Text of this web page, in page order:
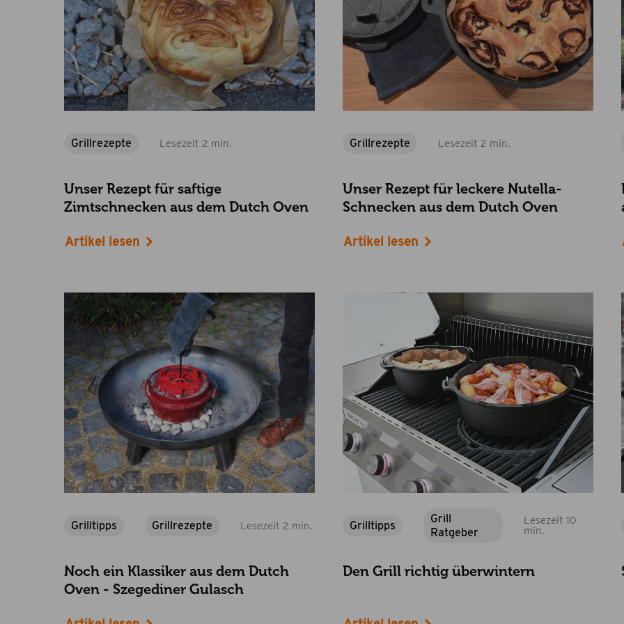
Grillrezepte Lesezeit 2 min.
Unser Rezept für saftige
Zimtschnecken aus dem Dutch Oven
Artikel lesen
Grillrezepte Lesezeit 2 min.
Unser Rezept für leckere Nutella-
Schnecken aus dem Dutch Oven
Artikel lesen
Grilltipps Grillrezepte Lesezeit 2 min.
Noch ein Klassiker aus dem Dutch
Oven - Szegediner Gulasch
Grilltipps
Grill
Ratgeber
Lesezeit 10
min.
Den Grill richtig überwintern